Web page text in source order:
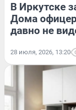
В Иркутске
Дома
давно не
28 июля, 2026, 13:20